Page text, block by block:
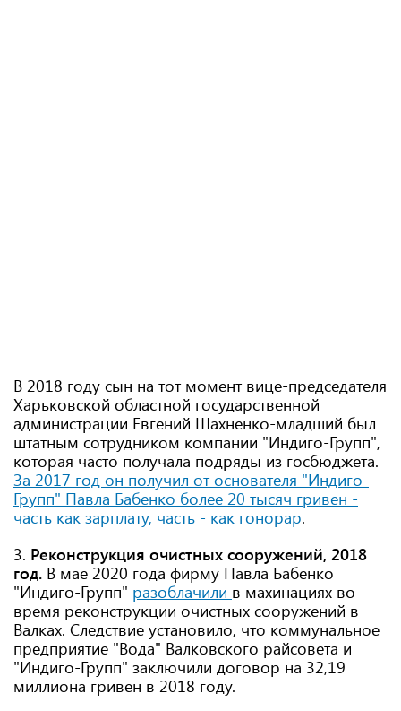
В 2018 году сын на тот момент вице-председателя
Харьковской областной государственной
администрации Евгений Шахненко-младший был
штатным сотрудником компании "Индиго-Групп",
которая часто получала подряды из госбюджета.
За 2017 год он получил от основателя "Индиго-
Групп" Павла Бабенко более 20 тысяч гривен -
часть как зарплату, часть - как гонорар.
3. Реконструкция очистных сооружений, 2018
год. В мае 2020 года фирму Павла Бабенко
"Индиго-Групп" разоблачили в махинациях во
время реконструкции очистных сооружений в
Валках. Следствие установило, что коммунальное
предприятие "Вода" Валковского райсовета и
"Индиго-Групп" заключили договор на 32,19
миллиона гривен в 2018 году.